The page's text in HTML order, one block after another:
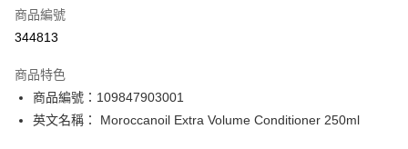
Apple Pay
PayMe
WeChat Pay
商品編號
344813
商品特色
商品編號：109847903001
英文名稱： Moroccanoil Extra Volume Conditioner 250ml